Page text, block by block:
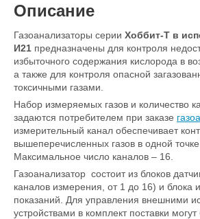
Описание
Газоанализаторы серии Хоббит-Т в
И21 предназначены для контроля
избыточного содержания кислорода в
а также для контроля опасной
токсичными газами.
Набор измеряемых газов и количество
задаются потребителем при заказе
измерительный канал обеспечивает
вышеперечисленных газов в одной
Максимальное число каналов – 16.
Газоанализатор состоит из блоков
каналов измерения, от 1 до 16) и блока
показаний. Для управления внешними
устройствами в комплект поставки